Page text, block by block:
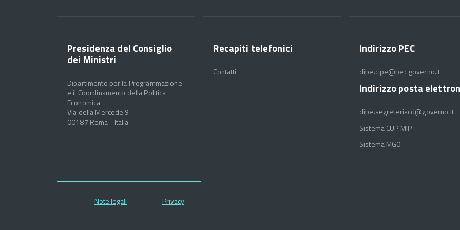
Presidenza del Consiglio
dei Ministri
Dipartimento per la Programmazione
e il Coordinamento della Politica
Economica
Via della Mercede 9
00187 Roma - Italia
Recapiti telefonici
Contatti
Indirizzo PEC
dipe.cipe@pec.governo.it
Indirizzo posta
dipe.segreteriacd@governo.it
Sistema CUP MIP
Sistema MGO
Note legali Privacy